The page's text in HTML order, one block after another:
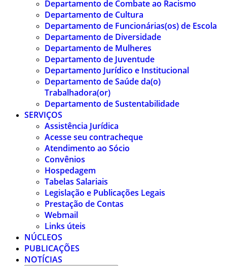
Departamento de Combate ao Racismo
Departamento de Cultura
Departamento de Funcionárias(os) de Escola
Departamento de Diversidade
Departamento de Mulheres
Departamento de Juventude
Departamento Jurídico e Institucional
Departamento de Saúde da(o)
Trabalhadora(or)
Departamento de Sustentabilidade
SERVIÇOS
Assistência Jurídica
Acesse seu contracheque
Atendimento ao Sócio
Convênios
Hospedagem
Tabelas Salariais
Legislação e Publicações Legais
Prestação de Contas
Webmail
Links úteis
NÚCLEOS
PUBLICAÇÕES
NOTÍCIAS